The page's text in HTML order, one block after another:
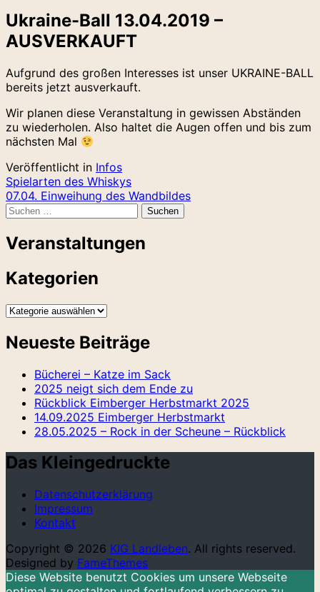
Ukraine-Ball 13.04.2019 –
AUSVERKAUFT
Aufgrund des großen Interesses ist unser UKRAINE-BALL
bereits jetzt ausverkauft.
Wir planen diese Veranstaltung in gewissen Abständen
zu wiederholen. Also haltet die Augen offen und bis zum
nächsten Mal
Veröffentlicht in Infos
Beitragsnavigation
Spielarten des Whiskys
07.04. Einweihung des Wandbildes
Suchen
Veranstaltungen
Kategorien
Kategorien
Neueste Beiträge
Bücherei – Katze im Sack
2025 neigt sich dem Ende zu
Rückblick Eimberger Herbstmarkt 2025
14.09.2025 Eimberger Herbstmarkt
28.05.2025 – Rock in der Scheune – Rückblick
Das Kleingedruckte
Datenschutzerklärung
Impressum
Kontakt
Copyright © 2026 KIG Landleben. All rights reserved.
Designed by FameThemes
Diese Website benutzt Cookies um unsere Webseite